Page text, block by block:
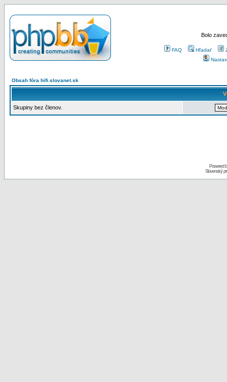
Bolo
FAQ Hľadať
Obsah fóra hifi.slovanet.sk
Skupiny bez členov.
Powered
Slovenský